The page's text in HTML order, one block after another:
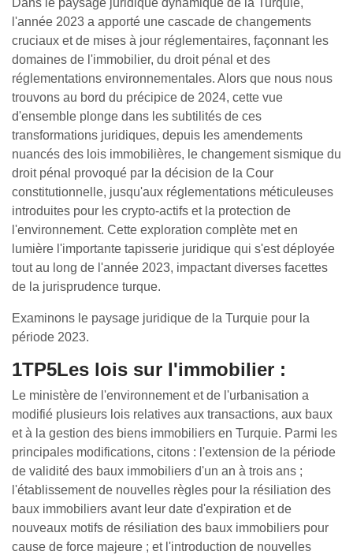
Dans le paysage juridique dynamique de la Turquie,
l'année 2023 a apporté une cascade de changements
cruciaux et de mises à jour réglementaires, façonnant les
domaines de l'immobilier, du droit pénal et des
réglementations environnementales. Alors que nous nous
trouvons au bord du précipice de 2024, cette vue
d'ensemble plonge dans les subtilités de ces
transformations juridiques, depuis les amendements
nuancés des lois immobilières, le changement sismique du
droit pénal provoqué par la décision de la Cour
constitutionnelle, jusqu'aux réglementations méticuleuses
introduites pour les crypto-actifs et la protection de
l'environnement. Cette exploration complète met en
lumière l'importante tapisserie juridique qui s'est déployée
tout au long de l'année 2023, impactant diverses facettes
de la jurisprudence turque.
Examinons le paysage juridique de la Turquie pour la
période 2023.
1TP5Les lois sur l'immobilier :
Le ministère de l'environnement et de l'urbanisation a
modifié plusieurs lois relatives aux transactions, aux baux
et à la gestion des biens immobiliers en Turquie. Parmi les
principales modifications, citons : l'extension de la période
de validité des baux immobiliers d'un an à trois ans ;
l'établissement de nouvelles règles pour la résiliation des
baux immobiliers avant leur date d'expiration et de
nouveaux motifs de résiliation des baux immobiliers pour
cause de force majeure ; et l'introduction de nouvelles